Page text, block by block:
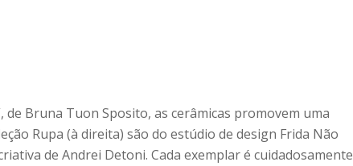
de Bruna Tuon Sposito, as cerâmicas promovem uma
Rupa (à direita) são do estúdio de design Frida Não
de Andrei Detoni. Cada exemplar é cuidadosamente